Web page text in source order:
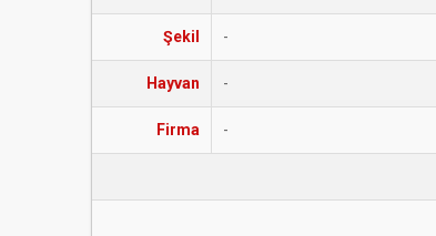
Şekil -
Hayvan -
Firma -